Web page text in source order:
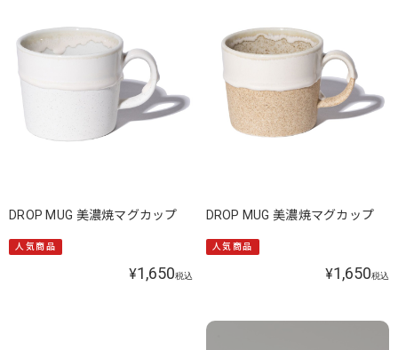
DROP MUG 美濃焼マグカップ
人気商品
¥1,650税込
DROP MUG 美濃焼マグカップ
人気商品
¥1,650税込